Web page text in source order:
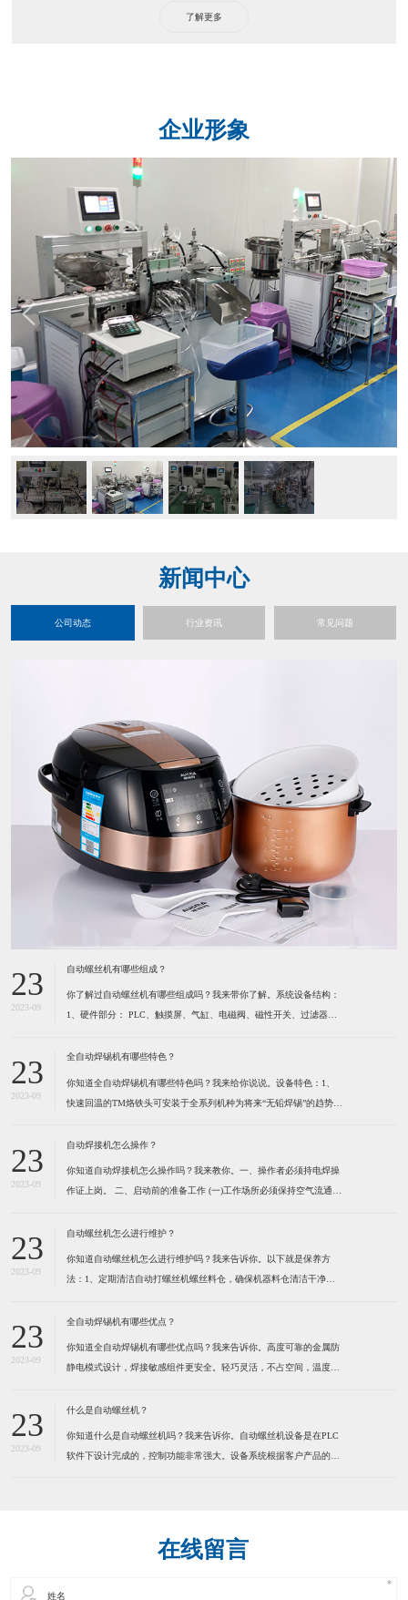
了解更多
企业形象
新闻中心
公司动态 行业资讯 常见问题
23
2023-09
自动螺丝机有哪些组成？
你了解过自动螺丝机有哪些组成吗？我来带你了解。系统设备结构：
1、硬件部分： PLC、触摸屏、气缸、电磁阀、磁性开关、过滤器及
警灯、空气开关、开关电源、风批、振动盘、系统设备箱、电箱、定
23
2023-09
全自动焊锡机有哪些特色？
你知道全自动焊锡机有哪些特色吗？我来给你说说。设备特色：1、
快速回温的TM烙铁头可安装于全系列机种为将来“无铅焊锡”的趋势所
的细微变化。（1）六秒钟之内即可达到300℃。（2）卡式设计的烙
23
2023-09
自动焊接机怎么操作？
你知道自动焊接机怎么操作吗？我来教你。一、操作者必须持电焊操
作证上岗。 ​二、启动前的准备工作 (一)工作场所必须保持空气流通,
易燃物品,以防发生火灾。 (三)检查焊机外壳是否接地,电缆是否破
23
2023-09
自动螺丝机怎么进行维护？
你知道自动螺丝机怎么进行维护吗？我来告诉你。以下就是保养方
法：1、定期清洁自动打螺丝机螺丝料仓，确保机器料仓清洁干净。
量加些润滑脂，保持通风,干燥。 2、定期清洁自动打螺丝机螺丝
23
2023-09
全自动焊锡机有哪些优点？
你知道全自动焊锡机有哪些优点吗？我来告诉你。高度可靠的金属防
静电模式设计，焊接敏感组件更安全。轻巧灵活，不占空间，温度，
力。为了健康请使用环保型无铅锡线。特别适合各类电子连接器，
23
2023-09
什么是自动螺丝机？
你知道什么是自动螺丝机吗？我来告诉你。自动螺丝机设备是在PLC
软件下设计完成的，控制功能非常强大。设备系统根据客户产品的实
在线留言